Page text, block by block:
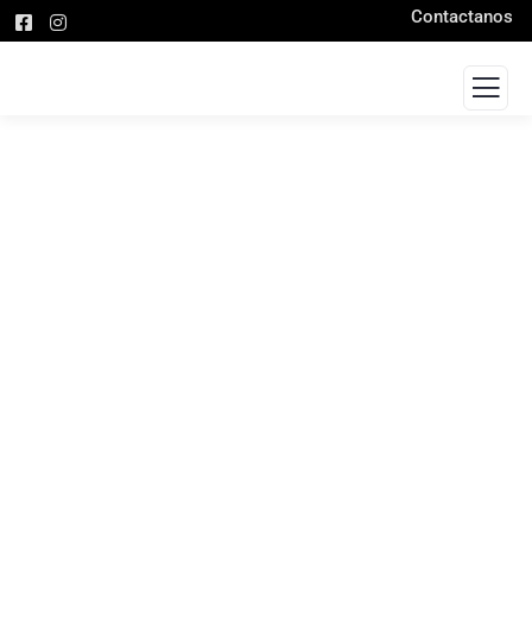
Contactanos